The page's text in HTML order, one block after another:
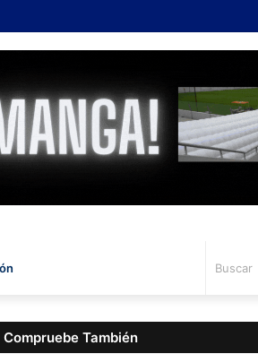
Compruebe También